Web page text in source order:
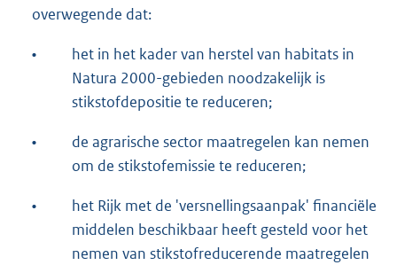
overwegende dat:
•
het in het kader van herstel van habitats in
Natura 2000-gebieden noodzakelijk is
stikstofdepositie te reduceren;
•
de agrarische sector maatregelen kan nemen
om de stikstofemissie te reduceren;
•
het Rijk met de 'versnellingsaanpak' financiële
middelen beschikbaar heeft gesteld voor het
nemen van stikstofreducerende maatregelen